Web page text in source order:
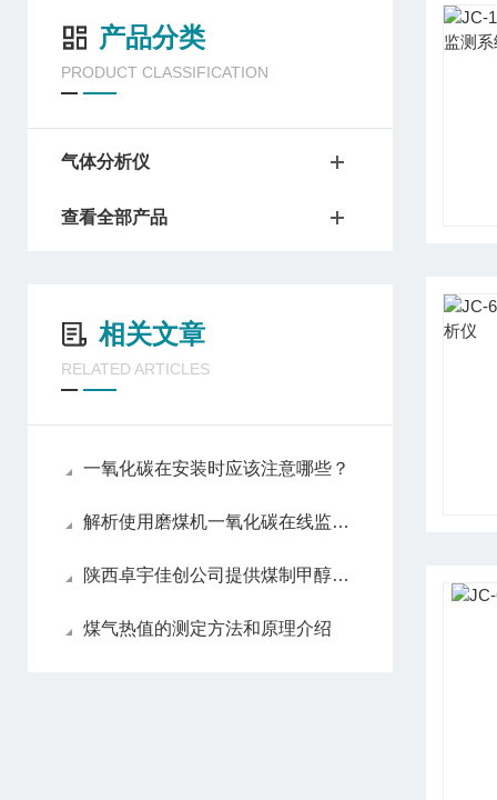
产品分类
PRODUCT CLASSIFICATION
气体分析仪
查看全部产品
相关文章
RELATED ARTICLES
一氧化碳在安装时应该注意哪些？
解析使用磨煤机一氧化碳在线监测系统的必要性
陕西卓宇佳创公司提供煤制甲醇过程气体分析仪的详细描述
煤气热值的测定方法和原理介绍